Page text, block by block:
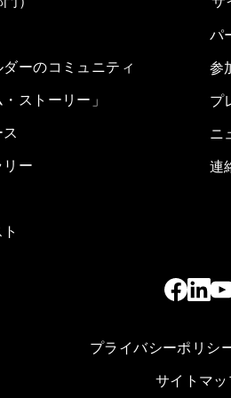
ーのコミュニティ
ストーリー」
リー
パ
参
プ
ニ
連
プライバシーポリシ
サイトマ